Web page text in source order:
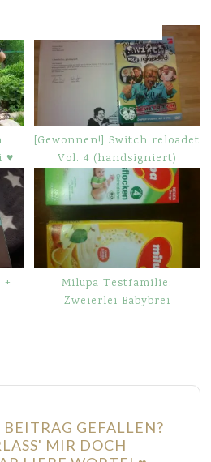
♥
[Gewonnen!] Switch reloadet
Vol. 4 (handsigniert)
Milupa Testfamilie:
Zweierlei Babybrei
GEFALLEN?
MIR DOCH